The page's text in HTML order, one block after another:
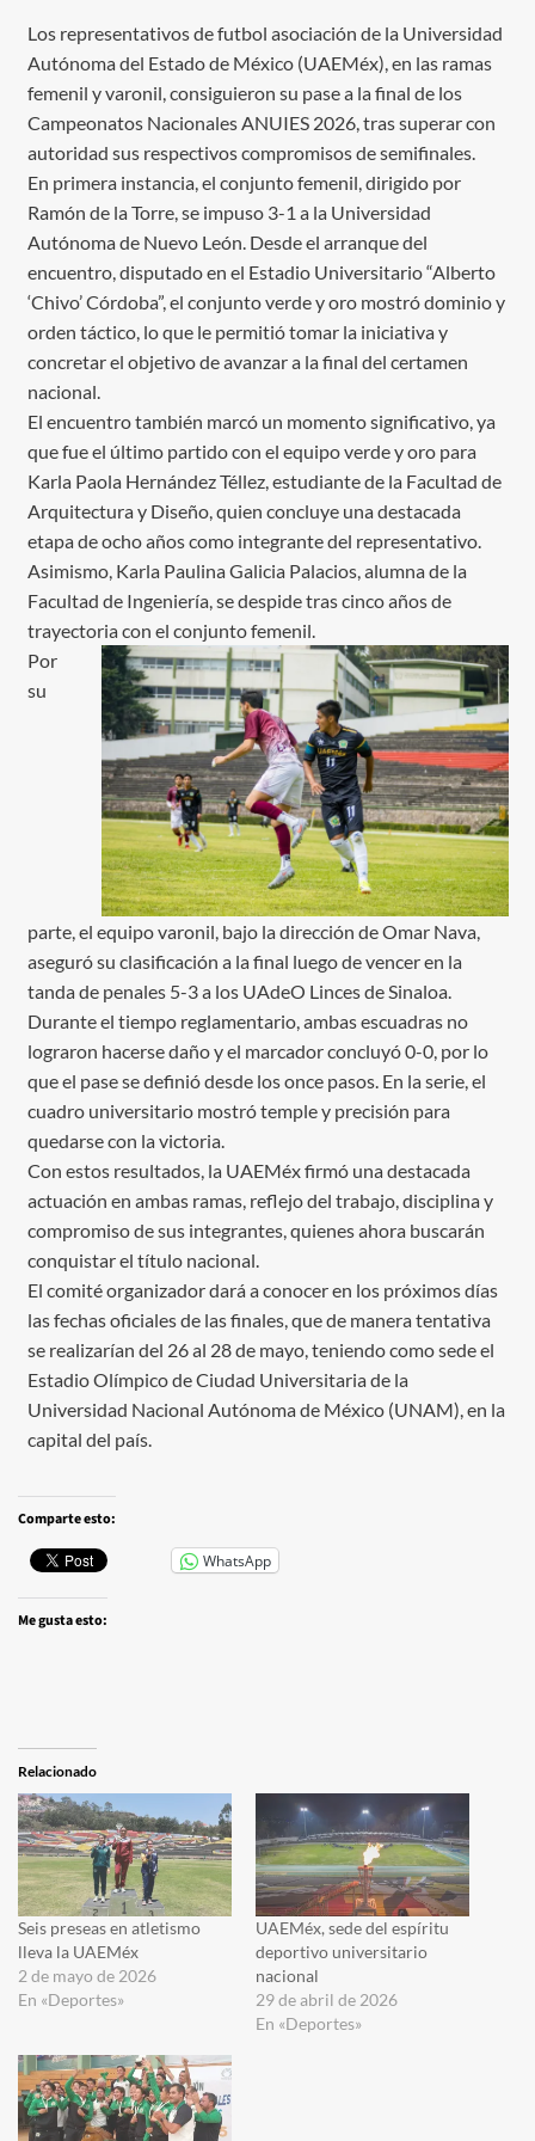
Los representativos de futbol asociación de la Universidad
Autónoma del Estado de México (UAEMéx), en las ramas
femenil y varonil, consiguieron su pase a la final de los
Campeonatos Nacionales ANUIES 2026, tras superar con
autoridad sus respectivos compromisos de semifinales.
En primera instancia, el conjunto femenil, dirigido por
Ramón de la Torre, se impuso 3-1 a la Universidad
Autónoma de Nuevo León. Desde el arranque del
encuentro, disputado en el Estadio Universitario “Alberto
‘Chivo’ Córdoba”, el conjunto verde y oro mostró dominio y
orden táctico, lo que le permitió tomar la iniciativa y
concretar el objetivo de avanzar a la final del certamen
nacional.
El encuentro también marcó un momento significativo, ya
que fue el último partido con el equipo verde y oro para
Karla Paola Hernández Téllez, estudiante de la Facultad de
Arquitectura y Diseño, quien concluye una destacada
etapa de ocho años como integrante del representativo.
Asimismo, Karla Paulina Galicia Palacios, alumna de la
Facultad de Ingeniería, se despide tras cinco años de
trayectoria con el conjunto femenil.
Por
su
parte, el equipo varonil, bajo la dirección de Omar Nava,
aseguró su clasificación a la final luego de vencer en la
tanda de penales 5-3 a los UAdeO Linces de Sinaloa.
Durante el tiempo reglamentario, ambas escuadras no
lograron hacerse daño y el marcador concluyó 0-0, por lo
que el pase se definió desde los once pasos. En la serie, el
cuadro universitario mostró temple y precisión para
quedarse con la victoria.
Con estos resultados, la UAEMéx firmó una destacada
actuación en ambas ramas, reflejo del trabajo, disciplina y
compromiso de sus integrantes, quienes ahora buscarán
conquistar el título nacional.
El comité organizador dará a conocer en los próximos días
las fechas oficiales de las finales, que de manera tentativa
se realizarían del 26 al 28 de mayo, teniendo como sede el
Estadio Olímpico de Ciudad Universitaria de la
Universidad Nacional Autónoma de México (UNAM), en la
capital del país.
Comparte esto:
WhatsApp
Me gusta esto:
Relacionado
Seis preseas en atletismo
lleva la UAEMéx
2 de mayo de 2026
En «Deportes»
UAEMéx, sede del espíritu
deportivo universitario
nacional
29 de abril de 2026
En «Deportes»